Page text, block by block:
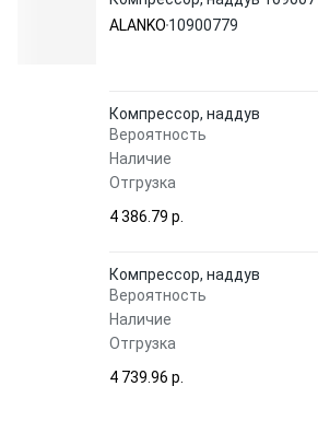
ALANKO 10900779
Компрессор, наддув
Вероятность
Наличие
Отгрузка
4 386.79 p.
Компрессор, наддув
Вероятность
Наличие
Отгрузка
4 739.96 p.